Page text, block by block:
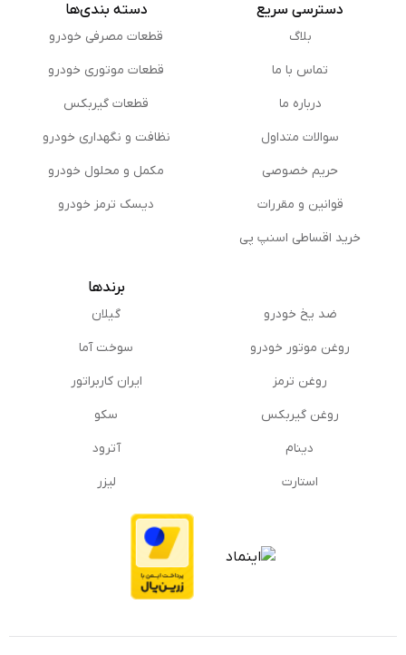
دسترسی سریع
بلاگ
تماس با ما
درباره ما
سوالات متداول
حریم خصوصی
قوانین و مقررات
خرید اقساطی اسنپ پی
دسته بندی‌ها
قطعات مصرفی خودرو
قطعات موتوری خودرو
قطعات گیربکس
نظافت و نگهداری خودرو
مكمل و محلول خودرو
دیسک ترمز خودرو
ضد یخ خودرو
روغن موتور خودرو
روغن ترمز
روغن گیربكس
دینام
استارت
برندها
گیلان
سوخت آما
ایران کاربراتور
سکو
آترود
لیزر